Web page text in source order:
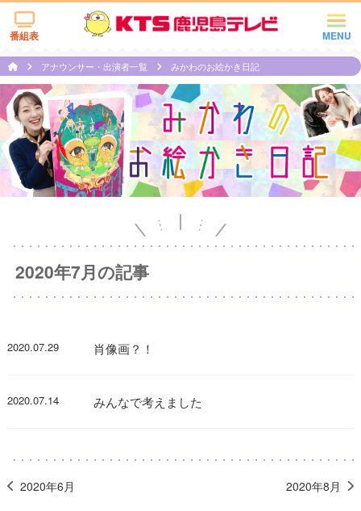
MENU
番組表
アナウンサー・出演者一覧 みかわのお絵かき日記
2020年7月の記事
2020.07.29 肖像画？！
2020.07.14 みんなで考えました
2020年6月 2020年8月